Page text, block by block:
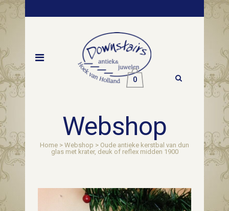
0
Webshop
Home > Webshop > Oude antieke kerstbal van dun
glas met krater, deuk of reflex midden 1900